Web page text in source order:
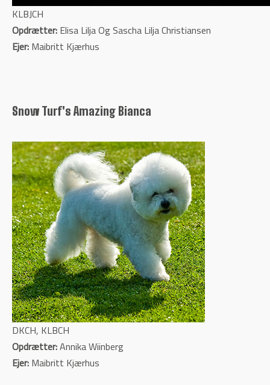
KLBJCH
Opdrætter: Elisa Lilja Og Sascha Lilja Christiansen
Ejer: Maibritt Kjærhus
Snow Turf's Amazing Bianca
DKCH, KLBCH
Opdrætter:Annika Wiinberg
Ejer: Maibritt Kjærhus